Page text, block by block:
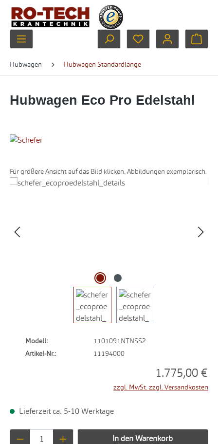
Zum Hauptinhalt springen
Du hast 0 Produkte
Hubwagen Hubwagen Standardlänge
Hubwagen Eco Pro Edelstahl
Für größere Ansicht auf das Bild klicken. Abbildungen exemplarisch.
Bildergalerie überspringen
Modell:
1101091NTNSS2
Artikel-Nr.:
11194000
1.775,00 €
zzgl. MwSt. zzgl. Versandkosten
Lieferzeit ca. 5-10 Werktage
Produkt Anzahl: Gib den gewünschten
In den Warenkorb